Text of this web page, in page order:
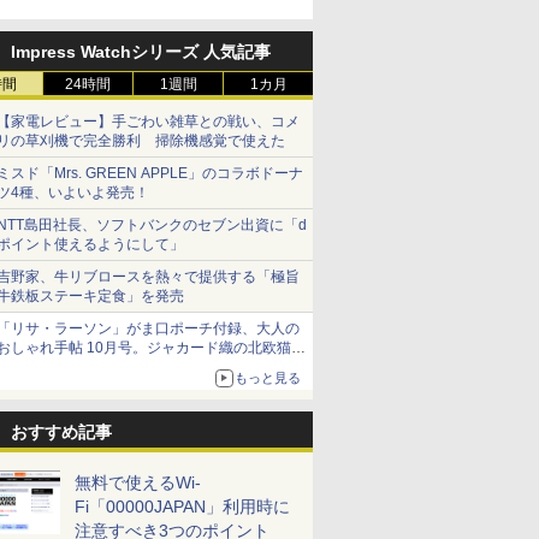
Impress Watchシリーズ 人気記事
24時間 1週間 1カ月
家電レビュー】手ごわい雑草との戦い、コメ
の草刈機で完全勝利 掃除機感覚で使えた
スド「Mrs. GREEN APPLE」のコラボドーナ
4種、いよいよ発売！
島田社長、ソフトバンクのセブン出資に「d
イント使えるようにして」
野家、牛リブロースを熱々で提供する「極旨
鉄板ステーキ定食」を発売
リサ・ラーソン」がま口ポーチ付録、大人の
しゃれ手帖 10月号。ジャカード織の北欧猫デ
もっと見る
おすすめ記事
無料で使えるWi-
Fi「00000JAPAN」利用時に
注意すべき3つのポイント